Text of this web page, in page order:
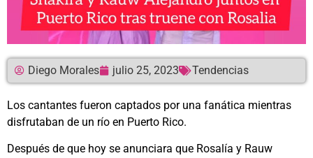
Diego Morales julio 25, 2023 Tendencias
Los cantantes fueron captados por una fanática mientras
disfrutaban de un río en Puerto Rico.
Después de que hoy se anunciara que Rosalía y Rauw